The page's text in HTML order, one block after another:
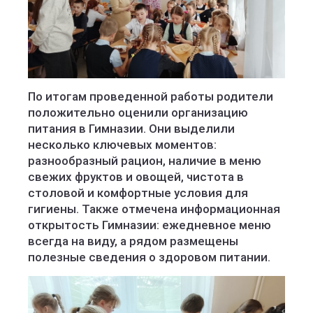
По итогам проведенной работы родители
положительно оценили организацию
питания в Гимназии. Они выделили
несколько ключевых моментов:
разнообразный рацион, наличие в меню
свежих фруктов и овощей, чистота в
столовой и комфортные условия для
гигиены. Также отмечена информационная
открытость Гимназии: ежедневное меню
всегда на виду, а рядом размещены
полезные сведения о здоровом питании.